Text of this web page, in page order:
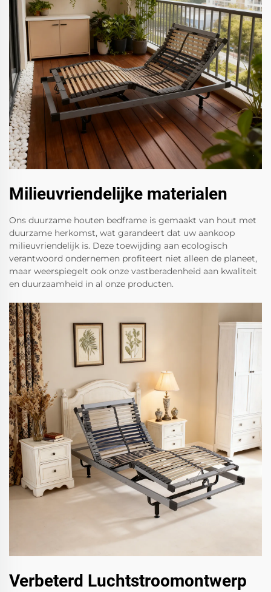
Milieuvriendelijke materialen
Ons duurzame houten bedframe is gemaakt van hout met
duurzame herkomst, wat garandeert dat uw aankoop
milieuvriendelijk is. Deze toewijding aan ecologisch
verantwoord ondernemen profiteert niet alleen de planeet,
maar weerspiegelt ook onze vastberadenheid aan kwaliteit
en duurzaamheid in al onze producten.
Verbeterd Luchtstroomontwerp